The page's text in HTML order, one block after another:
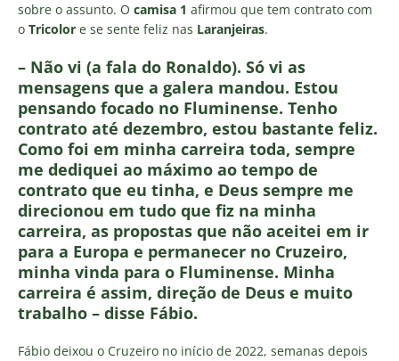
sobre o assunto. O camisa 1 afirmou que tem contrato com
o Tricolor e se sente feliz nas Laranjeiras.
– Não vi (a fala do Ronaldo). Só vi as
mensagens que a galera mandou. Estou
pensando focado no Fluminense. Tenho
contrato até dezembro, estou bastante feliz.
Como foi em minha carreira toda, sempre
me dediquei ao máximo ao tempo de
contrato que eu tinha, e Deus sempre me
direcionou em tudo que fiz na minha
carreira, as propostas que não aceitei em ir
para a Europa e permanecer no Cruzeiro,
minha vinda para o Fluminense. Minha
carreira é assim, direção de Deus e muito
trabalho – disse Fábio.
Fábio deixou o Cruzeiro no início de 2022, semanas depois